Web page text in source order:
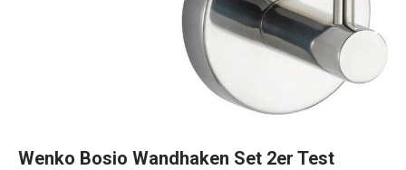
Wenko Bosio Wandhaken Set 2er Test